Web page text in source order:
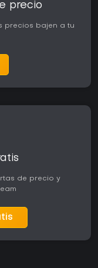
precio
precios bajen a tu
de precio y